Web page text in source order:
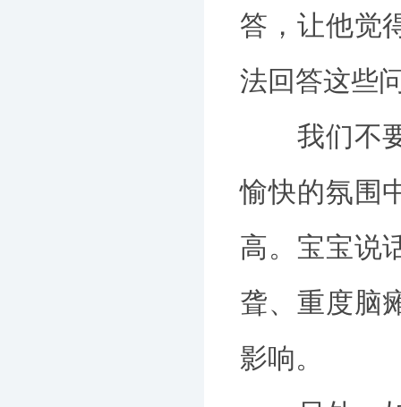
答，让他觉
法回答这些
我们不要
愉快的氛围
高。宝宝说
聋、重度脑
影响。